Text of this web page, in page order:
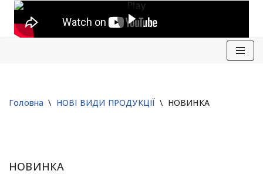
Головна \ НОВІ ВИДИ ПРОДУКЦІЇ \ НОВИНКА
НОВИНКА